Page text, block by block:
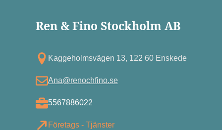
Ren & Fino Stockholm AB
Kagg eholmsvägen 13, 122 60 Enskede
Ana@renochfino.se
5567886022
Företags - Tjänster